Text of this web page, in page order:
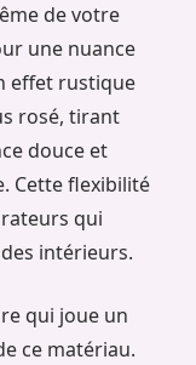
de votre
une nuance
effet rustique
rosé, tirant
douce et
Cette flexibilité
qui
intérieurs.
qui joue un
ce matériau.